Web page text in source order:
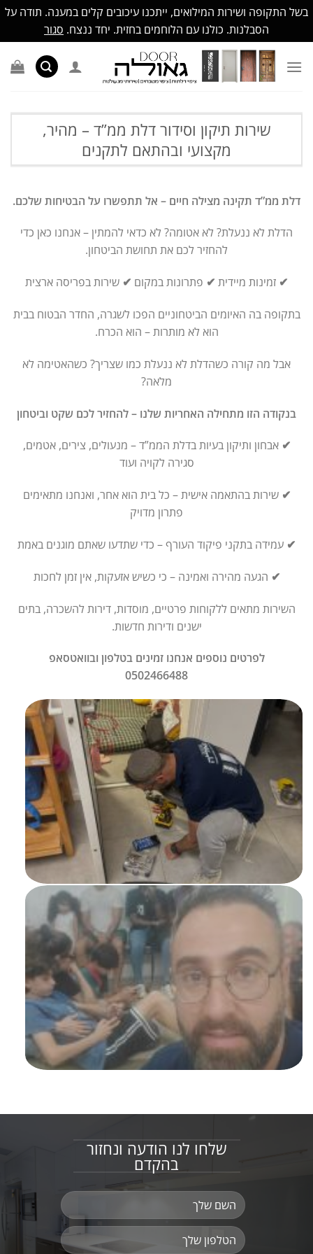
בשל התקופה ושירות המילואים, ייתכנו עיכובים קלים במענה. תודה על
הסבלנות. כולנו עם הלוחמים בחזית. יחד ננצח. סגור
content
שירות תיקון וסידור דלת ממ”ד – מהיר,
מקצועי ובהתאם לתקנים
דלת ממ”ד תקינה מצילה חיים – אל תתפשרו על הבטיחות שלכם.
הדלת לא ננעלת? לא אטומה? לא כדאי להמתין – אנחנו כאן כדי
להחזיר לכם את תחושת הביטחון.
✔ זמינות מיידית ✔ פתרונות במקום ✔ שירות בפריסה ארצית
בתקופה בה האיומים הביטחוניים הפכו לשגרה, החדר הבטוח בבית
הוא לא מותרות – הוא הכרח.
אבל מה קורה כשהדלת לא ננעלת כמו שצריך? כשהאטימה לא
מלאה?
בנקודה הזו מתחילה האחריות שלנו – להחזיר לכם שקט וביטחון
✔ אבחון ותיקון בעיות בדלת הממ”ד – מנעולים, צירים, אטמים,
סגירה לקויה ועוד
✔ שירות בהתאמה אישית – כל בית הוא אחר, ואנחנו מתאימים
פתרון מדויק
✔ עמידה בתקני פיקוד העורף – כדי שתדעו שאתם מוגנים באמת
✔ הגעה מהירה ואמינה – כי כשיש אזעקות, אין זמן לחכות
השירות מתאים ללקוחות פרטיים, מוסדות, דירות להשכרה, בתים
ישנים ודירות חדשות.
לפרטים נוספים אנחנו זמינים בטלפון ובוואטסאפ
0502466488
שלחו לנו הודעה ונחזור
בהקדם